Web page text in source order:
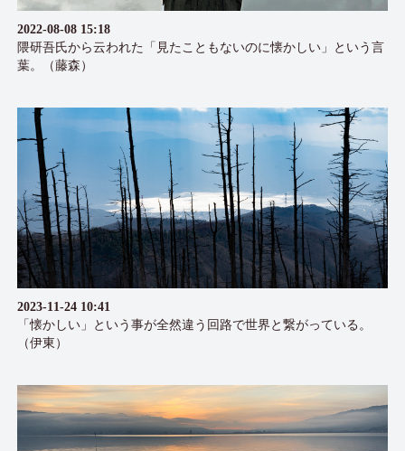
2022-08-08 15:18
隈研吾氏から云われた「見たこともないのに懐かしい」という言
葉。（藤森）
2023-11-24 10:41
「懐かしい」という事が全然違う回路で世界と繋がっている。
（伊東）